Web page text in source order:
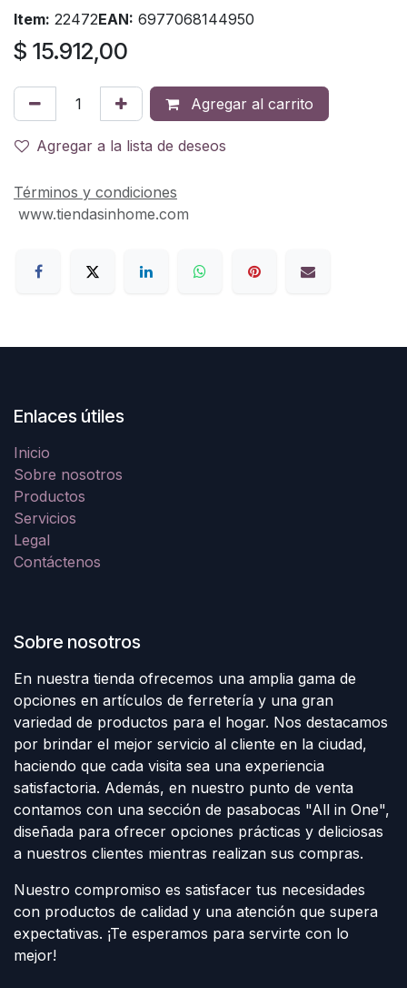
Item: 22472EAN: 6977068144950
$ 15.912,00
Agregar al carrito
Agregar a la lista de deseos
Términos y condiciones
www.tiendasinhome.com
Enlaces útiles
Inicio
Sobre nosotros
Productos
Servicios
Legal
Contáctenos
Sobre nosotros
En nuestra tienda ofrecemos una amplia gama de
opciones en artículos de ferretería y una gran
variedad de productos para el hogar. Nos destacamos
por brindar el mejor servicio al cliente en la ciudad,
haciendo que cada visita sea una experiencia
satisfactoria. Además, en nuestro punto de venta
contamos con una sección de pasabocas "All in One",
diseñada para ofrecer opciones prácticas y deliciosas
a nuestros clientes mientras realizan sus compras.
Nuestro compromiso es satisfacer tus necesidades
con productos de calidad y una atención que supera
expectativas. ¡Te esperamos para servirte con lo
mejor!